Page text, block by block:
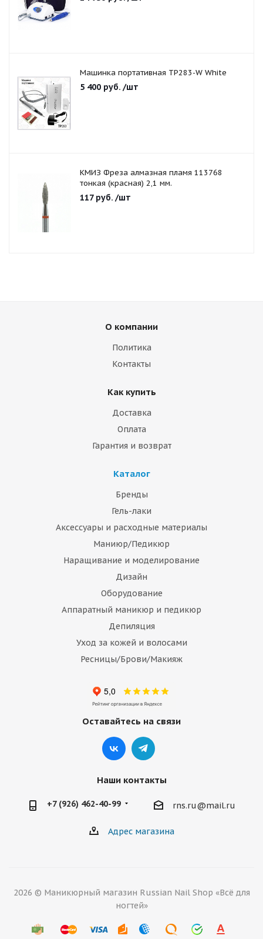
Машинка портативная TP283-W White
5 400 руб. /шт
КМИЗ Фреза алмазная пламя 113768
тонкая (красная) 2,1 мм.
117руб. /шт
О компании
Политика
Контакты
Как купить
Доставка
Оплата
Гарантия и возврат
Каталог
Бренды
Гель-лаки
Аксессуары и расходные материалы
Маниюр/Педикюр
Наращивание и моделирование
Дизайн
Оборудование
Аппаратный маникюр и педикюр
Депиляция
Уход за кожей и волосами
Ресницы/Брови/Макияж
Оставайтесь на связи
Наши контакты
+7 (926) 462-40-99 rns.ru@mail.ru
Адрес магазина
2026 © Маникюрный магазин Russian Nail Shop «Всё для
ногтей»